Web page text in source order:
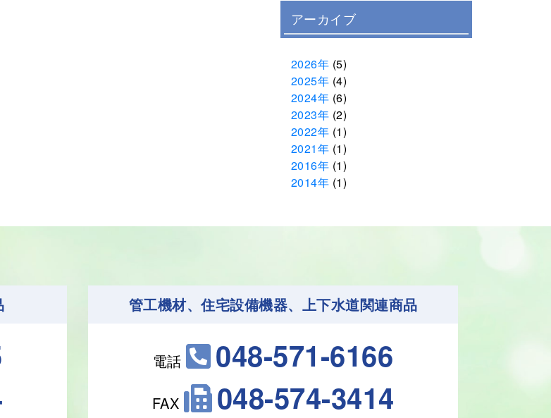
アーカイブ
2026年 (5)
2025年 (4)
2024年 (6)
2023年 (2)
2022年 (1)
2021年 (1)
2016年 (1)
2014年 (1)
管工機材、住宅設備機器、上下水道関連商品
電話 048-571-6166
FAX 048-574-3414